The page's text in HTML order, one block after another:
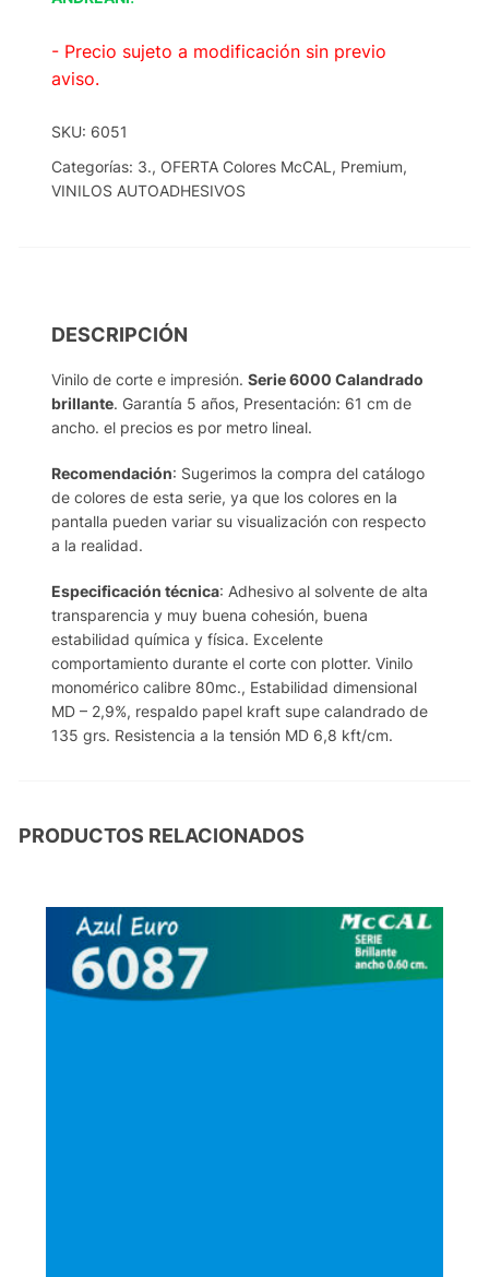
- Precio sujeto a modificación sin previo
aviso.
SKU: 6051
Categorías: 3.,OFERTA Colores McCAL , Premium,
VINILOS AUTOADHESIVOS
DESCRIPCIÓN
Vinilo de corte e impresión.Serie 6000 Calandrado
brillante. Garantía 5 años, Presentación: 61 cm de
ancho. el precios es por metro lineal.
Recomendación: Sugerimos la compra del catálogo
de colores de esta serie, ya que los colores en la
pantalla pueden variar su visualización con respecto
a la realidad.
Especificación técnica: Adhesivo al solvente de alta
transparencia y muy buena cohesión, buena
estabilidad química y física. Excelente
comportamiento durante el corte con plotter. Vinilo
monomérico calibre 80mc., Estabilidad dimensional
MD – 2,9%, respaldo papel kraft supe calandrado de
135 grs. Resistencia a la tensión MD 6,8 kft/cm.
PRODUCTOS RELACIONADOS